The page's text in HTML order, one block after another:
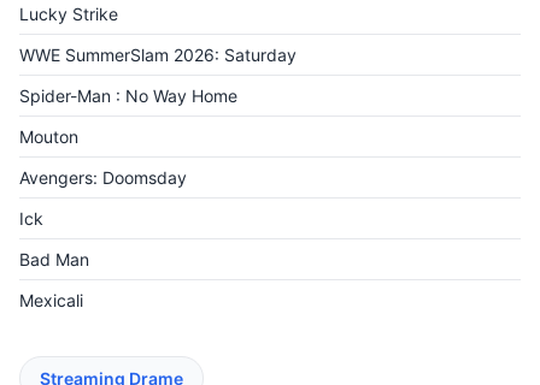
Lucky Strike
WWE SummerSlam 2026: Saturday
Spider-Man : No Way Home
Mouton
Avengers: Doomsday
Ick
Bad Man
Mexicali
Streaming Drame